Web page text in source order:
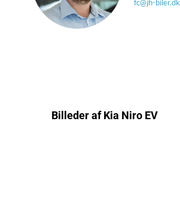
fc@jh-biler.dk
Billeder af Kia Niro EV